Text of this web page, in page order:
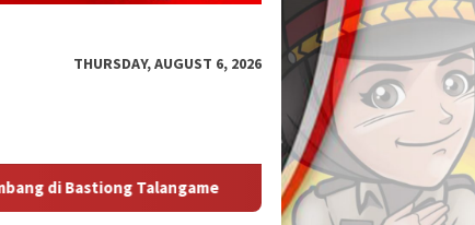
THURSDAY, AUGUST 6, 2026
Kapolda Malut Tegaskan Audit Itwasum Polri Jadi Momentum